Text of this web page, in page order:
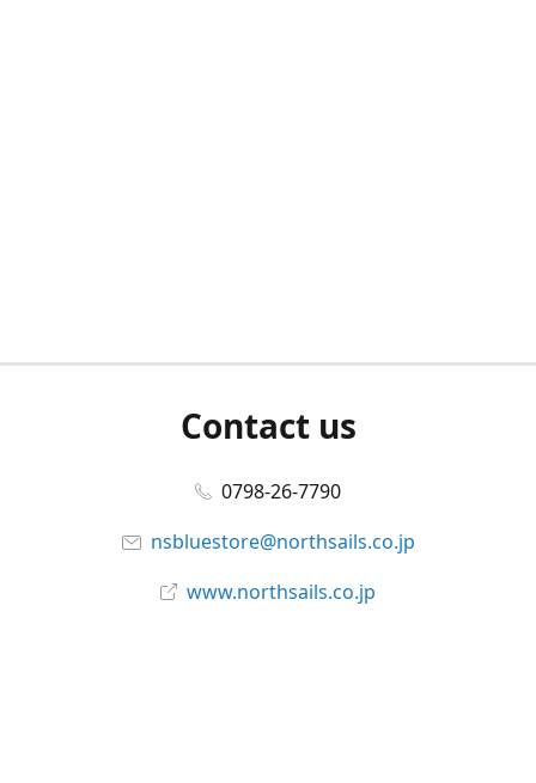
Contact us
0798-26-7790
nsbluestore@northsails.co.jp
www.northsails.co.jp